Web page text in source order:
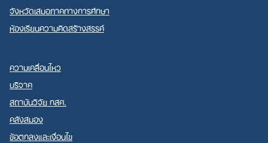
จังหวัดเสมอภาคทางการศึกษา
ห้องเรียนความคิดสร้างสรรค์
ความเคลื่อนไหว
บริจาค
สถาบันวิจัย กสศ.
คลังสมอง
ข้อตกลงและเงื่อนไข